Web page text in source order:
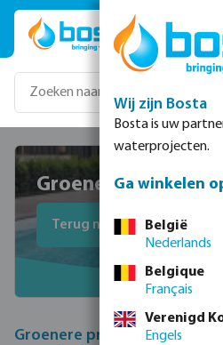
Ga naar de hoofdinhoud
Groenere keuzes
Terug naar overzicht
Groenere
Wij zijn Bosta
Bosta is uw
waterprojecten.
Ga winkelen
België
Nederlands
Belgique
Français
Verenigd
Engels